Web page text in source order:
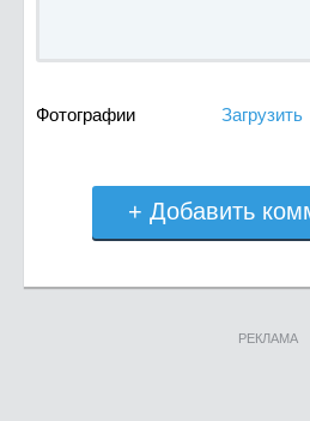
Фотографии Загрузить
+ Добавить
РЕКЛАМА